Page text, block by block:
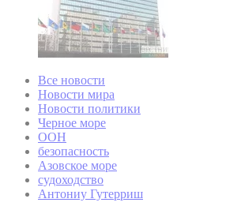
Все новости
Новости мира
Новости политики
Черное море
ООН
безопасность
Азовское море
судоходство
Антониу Гутерриш